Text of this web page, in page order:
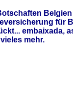
Belgien
für
mehr.